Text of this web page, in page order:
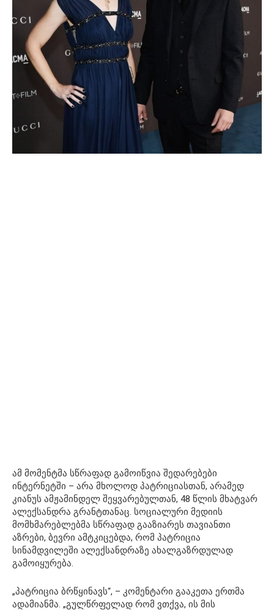
ამ მომენტმა სწრაფად გამოიწვია შედარებები
ინტერნეტში – არა მხოლოდ პატრიციასთან, არამედ
კიანუს ამჟამინდელ შეყვარებულთან, 48 წლის მხატვარ
ალექსანდრა გრანტთანაც. სოციალური მედიის
მომხმარებლებმა სწრაფად გააზიარეს თავიანთი
აზრები, ბევრი ამტკიცებდა, რომ პატრიცია
სინამდვილეში ალექსანდრაზე ახალგაზრდულად
გამოიყურება.
„პატრიცია ბრწყინავს“, – კომენტარი გააკეთა ერთმა
ადამიანმა. „გულწრფელად რომ ვთქვა, ის მის